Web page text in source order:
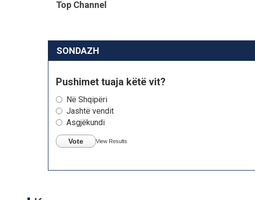
Top Channel
SONDAZH
Pushimet tuaja këtë vit?
Në Shqipëri
Jashtë vendit
Asgjëkundi
Vote View Results